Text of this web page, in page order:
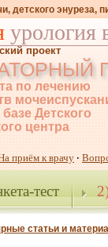
детского энуреза,
урология
проект
по лечению
Детского
центра
приём к врачу ·
тест
статьи и